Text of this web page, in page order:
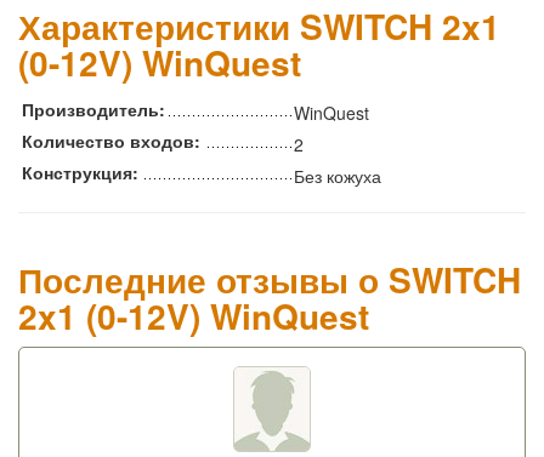
Характеристики SWITCH 2x1
(0-12V) WinQuest
Производитель:
WinQuest
Количество входов:
2
Конструкция:
Без кожуха
Последние отзывы о SWITCH
2x1 (0-12V) WinQuest